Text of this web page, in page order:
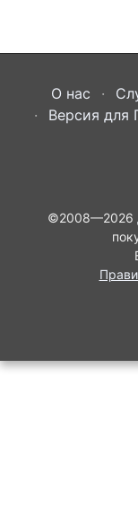
О нас
Версия для
©2008—2026